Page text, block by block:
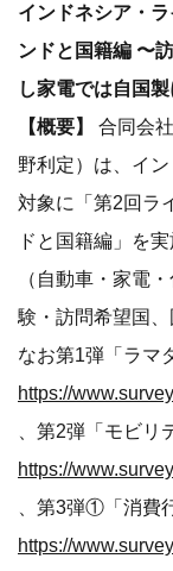
インドネシア・
ンドと国籍編 〜
し家電では自国
【概要】
合同会
野利定）は、イ
対象に「第2回ラ
ドと国籍編」を
（自動車・家電
験・訪問希望国、
なお第1弾「ラマ
、第2弾「モビ
、第3弾①「消費